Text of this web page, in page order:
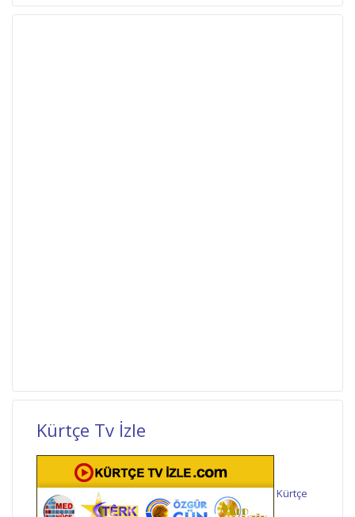
Kürtçe Tv İzle
Kürtçe